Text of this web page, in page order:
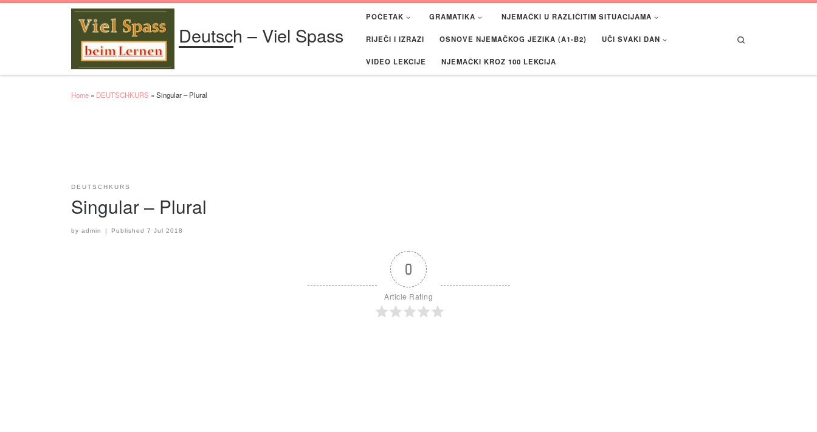
Deutsch – Viel Spass
POČETAK GRAMATIKA NJEMAČKI U RAZLIČITIM SITUACIJAMA
RIJEČI I IZRAZI OSNOVE NJEMAČKOG JEZIKA (A1-B2) UČI SVAKI DAN
VIDEO LEKCIJE NJEMAČKI KROZ 100 LEKCIJA
Home » DEUTSCHKURS » Singular – Plural
DEUTSCHKURS
Singular – Plural
by admin | Published7 Jul 2018
0
Article Rating